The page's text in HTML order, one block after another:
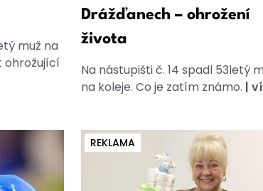
muž na
ohrožující
Drážďanech – ohrožení
života
Na nástupišti č. 14 spadl 53letý
na koleje. Co je zatím známo. |
REKLAMA